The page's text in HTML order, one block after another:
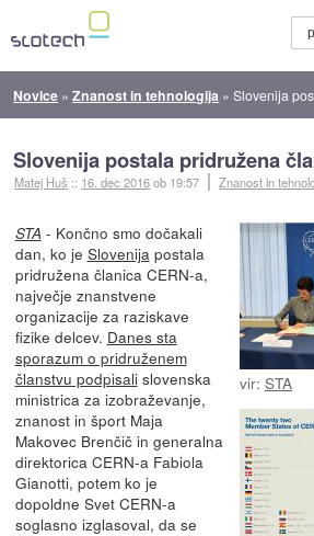
Novice »Znanost in tehnologija »Slovenija
Slovenija postala pridružena
Matej Huš :: 16. dec 2016ob 19:57 Znanost in
vir: STA
STA - Končno smo dočakali
dan, ko je Slovenija postala
pridružena članica CERN-a,
največje znanstvene
organizacije za raziskave
fizike delcev. Danes sta
sporazum o pridruženem
članstvu podpisalislovenska
ministrica za izobraževanje,
znanost in šport Maja
Makovec Brenčič in generalna
direktorica CERN-a Fabiola
Gianotti, potem ko je
dopoldne Svet CERN-a
soglasno izglasoval, da se